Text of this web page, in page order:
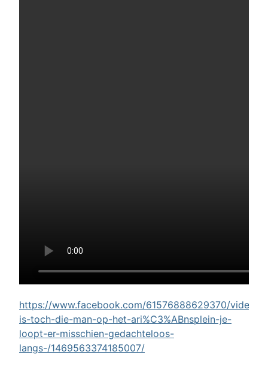
https://www.facebook.com/61576888629370/videos/
is-toch-die-man-op-het-ari%C3%ABnsplein-je-
loopt-er-misschien-gedachteloos-
langs-/1469563374185007/